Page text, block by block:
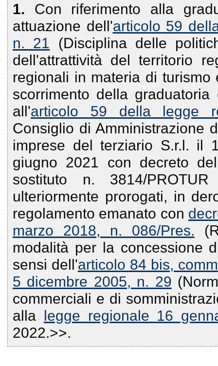
1. Con riferimento alla
attuazione dell'articolo 59
n. 21 (Disciplina delle
dell'attrattività del territorio
regionali in materia di
scorrimento della
all'articolo 59 della legge
Consiglio di Amministrazione
imprese del terziario S.r.l. il
giugno 2021 con decreto
sostituto n. 3814/
ulteriormente prorogati, in
regolamento emanato con
marzo 2018, n. 086/Pres.
modalità per la concessione
sensi dell'articolo 84 bis,
5 dicembre 2005, n. 29
commerciali e di
alla legge regionale 16
2022.>>.